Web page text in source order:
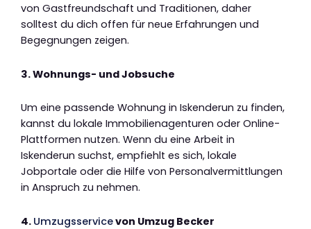
von Gastfreundschaft und Traditionen, daher
solltest du dich offen für neue Erfahrungen und
Begegnungen zeigen.
3. Wohnungs- und Jobsuche
Um eine passende Wohnung in Iskenderun zu finden,
kannst du lokale Immobilienagenturen oder Online-
Plattformen nutzen. Wenn du eine Arbeit in
Iskenderun suchst, empfiehlt es sich, lokale
Jobportale oder die Hilfe von Personalvermittlungen
in Anspruch zu nehmen.
4. Umzugsservicevon Umzug Becker